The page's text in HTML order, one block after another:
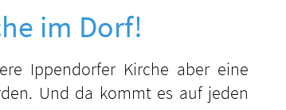
im Dorf!
Ippendorfer Kirche aber eine
Und da kommt es auf jeden